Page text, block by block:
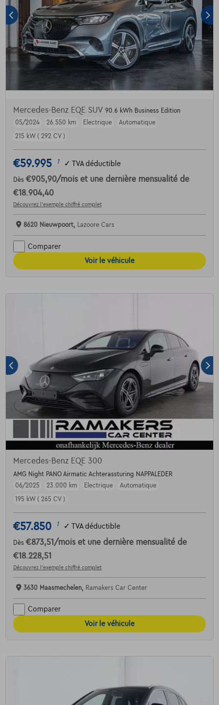
Mercedes-Benz EQE SUV 90.6 kWh Business Edition
05/2024
26.550 km Electrique
Automatique
215 kW ( 292 CV )
€59.995 1 ✓ TVA déductible
Dès €905,90/mois et une dernière mensualité de
€18.904,40
Découvrez l’exemple chiffré complet
8620 Nieuwpoort, Lazoore Cars
Comparer
Voir le véhicule
Mercedes-Benz EQE 300
AMG Night PANO Airmatic Achterassturing NAPPALEDER
06/2025
23.000 km Electrique
Automatique
195 kW ( 265 CV )
€57.850 1 ✓ TVA déductible
Dès €873,51 /mois et une dernière mensualité de
€18.228,51
Découvrez l’exemple chiffré complet
3630 Maasmechelen, Ramakers Car Center
Comparer
Voir le véhicule